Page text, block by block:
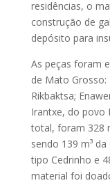
residências, o
construção de
depósito para
As peças foram
de Mato Grosso:
Rikbaktsa;
Irantxe, do povo
total, foram 328
sendo 139 m³
tipo Cedrinho e
material foi